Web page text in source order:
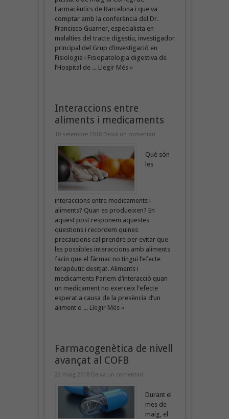
Farmacèutics de Barcelona i que va
comptar amb la conferència del Dr.
Francisco Guarner, especialista en
malalties del tracte digestiu, investigador
principal del Grup d’investigació en
Fisiologia i Fisiopatologia digestiva de
l’Hospital de ... Llegir Més »
Interaccions entre
aliments i medicaments
10 setembre 2018 Deixa un comentari
Què són
les
interaccions entre medicaments i
aliments? Quan es produeixen? En
aquest post responem aquestes
qüestions i recordem quines
precaucions cal prendre per evitar que
les possibles interaccions amb aliments
facin que el fàrmac no tingui l’efecte
terapèutic desitjat. Aliments i
medicaments Parlem d’interacció quan
un medicament no exerceix l’efecte
esperat a causa de la presència d’un
aliment o ... Llegir Més »
Farmacogenètica de nivell
avançat al COFB
22 maig 2018 Deixa un comentari
Durant el
mes de
maig, el